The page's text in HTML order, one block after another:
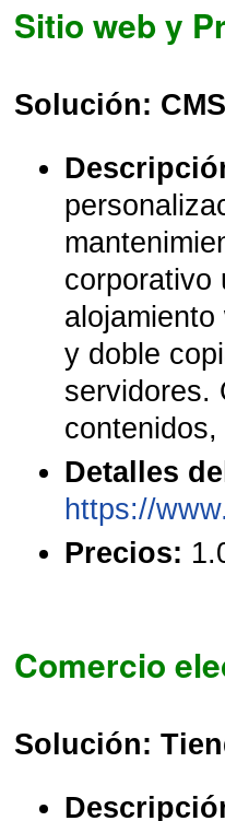
Sitio web y
Solución:
corporativo
y doble
servidores.
Detalles
https://
Precios:
Comercio
Solución: